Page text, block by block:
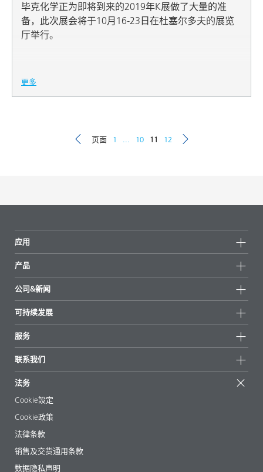
毕克化学正为即将到来的2019年K展做了大量的准
备，此次展会将于10月16-23日在杜塞尔多夫的展览
厅举行。
更多
页面 1 10 11 12
应用
产品
所有产品
重点推荐
公司&新闻
新闻
新闻和媒体
地区和分销商
展会和活动
可持续发展
可持续产品
成功案例
EcoVadis
认证
服务
起始配方
文章
电子书
法规事务
助剂指南 App
视频
联系我们
法务
Cookie設定
Cookie政策
法律条款
销售及交货通用条款
数据隐私声明